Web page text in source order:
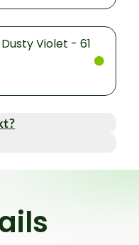
Violet - 61